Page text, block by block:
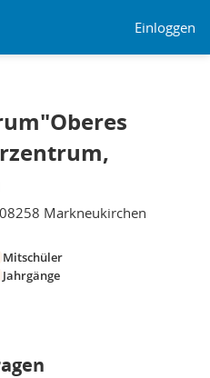
Einloggen
Markneukirchen
Mitschüler
Jahrgänge